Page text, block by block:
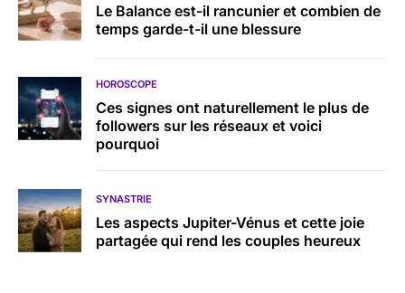
Le Balance est-il rancunier et combien de
temps garde-t-il une blessure
HOROSCOPE
Ces signes ont naturellement le plus de
followers sur les réseaux et voici
pourquoi
SYNASTRIE
Les aspects Jupiter-Vénus et cette joie
partagée qui rend les couples heureux